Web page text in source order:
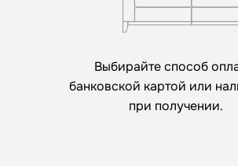
Выбирайте способ
банковской картой или
при получении.